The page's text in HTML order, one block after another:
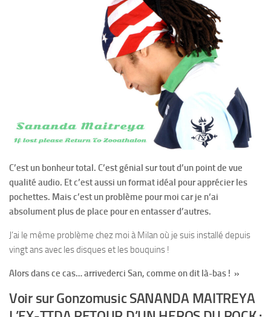
C’est un bonheur total. C’est génial sur tout d’un point de vue
qualité audio. Et c’est aussi un format idéal pour apprécier les
pochettes. Mais c’est un problème pour moi car je n‘ai
absolument plus de place pour en entasser d’autres.
J’ai le même problème chez moi à Milan où je suis installé depuis
vingt ans avec les disques et les bouquins !
Alors dans ce cas… arrivederci San, comme on dit là-bas ! »
Voir sur Gonzomusic SANANDA MAITREYA